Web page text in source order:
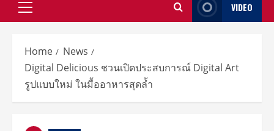
Primary
VIDEO
Home
News
Digital Delicious ชวนเปิดประสบการณ์ Digital Art
รูปแบบใหม่ ในมื้ออาหารสุดล้ำ